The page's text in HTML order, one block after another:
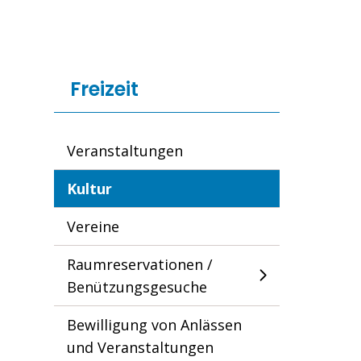
Freizeit
Veranstaltungen
Kultur
Vereine
Raumreservationen /
Benützungsgesuche
Bewilligung von Anlässen
und Veranstaltungen